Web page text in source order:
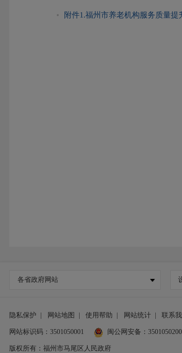
附件1.福州市养老机构服务质量
各省政府网站
隐私保护 | 网站地图 | 使用帮助 | 网站统计 | 联系
网站标识码：3501050001 闽公网安备：
版权所有：福州市马尾区人民政府